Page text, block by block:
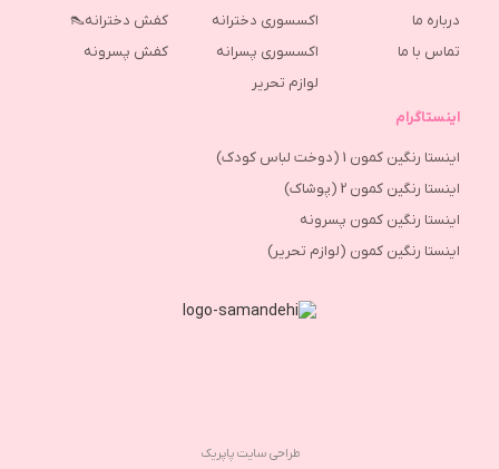
درباره ما
تماس با ما
اکسسوری دخترانه
اکسسوری پسرانه
لوازم تحریر
کفش دخترانه👠
كفش پسرونه
اینستاگرام
اینستا رنگین کمون 1 (دوخت لباس کودک)
اینستا رنگین کمون 2 (پوشاک)
اینستا رنگین کمون پسرونه
اینستا رنگین کمون (لوازم تحریر)
طراحی سایت پاپریک